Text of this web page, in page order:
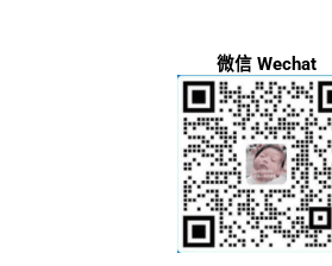
微信 Wechat